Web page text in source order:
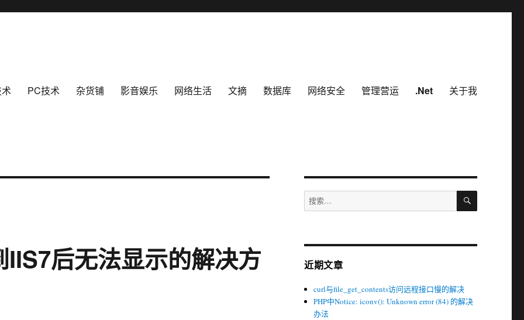
PC技术 杂货铺 影音娱乐 网络生活 文摘 数据库 网络安全 管理营运 .Net 关于我
后无法显示的解决方
搜
索：
搜
近期文章
curl与file_get_contents访问远程接口慢的解决
PHP中Notice: iconv(): Unknown error (84) 的解决
办法